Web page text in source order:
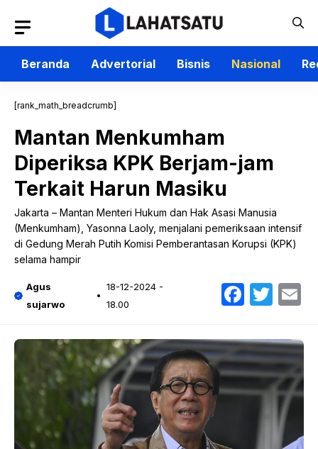
isi
Beranda
Advertorial Bisnis Nasional
[rank_math_breadcrumb]
Mantan Menkumham
Diperiksa KPK Berjam-jam
Terkait Harun Masiku
Jakarta – Mantan Menteri Hukum dan Hak Asasi Manusia
(Menkumham), Yasonna Laoly, menjalani pemeriksaan intensif
di Gedung Merah Putih Komisi Pemberantasan Korupsi (KPK)
selama hampir
Agus
sujarwo
18-12-2024 -
18.00